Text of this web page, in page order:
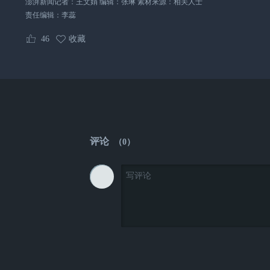
澎湃新闻记者：王文娟 编辑：张琳 素材来源：相关人士
责任编辑： 李蕊
46 收藏
评论 （0）